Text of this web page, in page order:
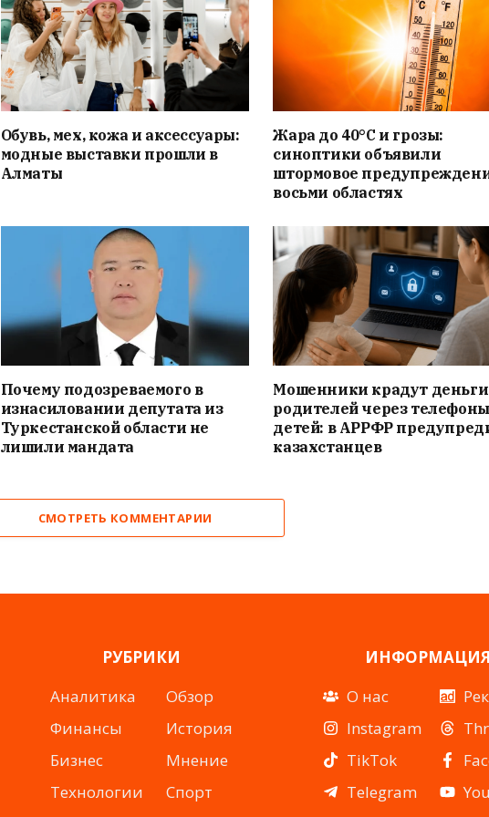
Обувь, мех, кожа и аксессуары:
модные выставки прошли в
Алматы
Жара до 40°C и грозы:
синоптики объявили
штормовое
восьми областях
Почему подозреваемого в
изнасиловании депутата из
Туркестанской области не
лишили мандата
Мошенники крадут деньги
родителей через телефоны
детей: в АРРФР
казахстанцев
СМОТРЕТЬ КОММЕНТАРИИ
РУБРИКИ
Аналитика
Финансы
Бизнес
Технологии
Обзор
История
Мнение
Спорт
О нас
Instagram
TikTok
Telegram